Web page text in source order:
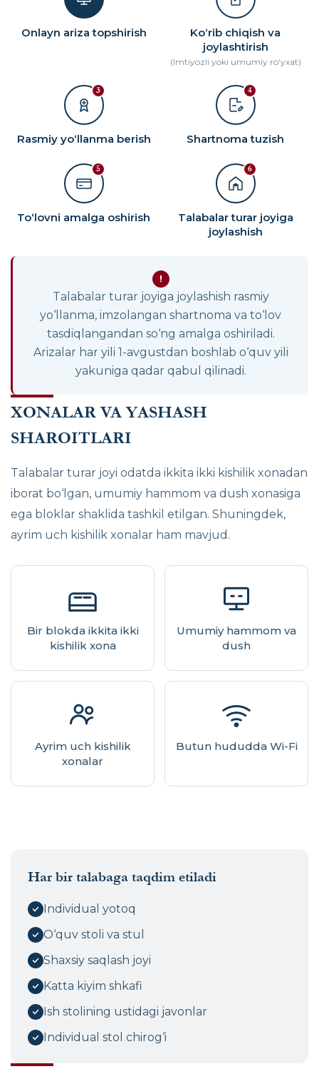
Onlayn ariza topshirish
Ko‘rib chiqish va
joylashtirish
(Imtiyozli yoki umumiy ro‘yxat)
3
Rasmiy yo‘llanma berish
4
Shartnoma tuzish
5
To‘lovni amalga oshirish
6
Talabalar turar joyiga
joylashish
!
Talabalar turar joyiga joylashish rasmiy
yo‘llanma, imzolangan shartnoma va to‘lov
tasdiqlangandan so‘ng amalga oshiriladi.
Arizalar har yili 1-avgustdan boshlab o‘quv yili
yakuniga qadar qabul qilinadi.
XONALAR VA YASHASH
SHAROITLARI
Talabalar turar joyi odatda ikkita ikki kishilik xonadan
iborat bo‘lgan, umumiy hammom va dush xonasiga
ega bloklar shaklida tashkil etilgan. Shuningdek,
ayrim uch kishilik xonalar ham mavjud.
Bir blokda ikkita ikki
kishilik xona
Umumiy hammom va
dush
Ayrim uch kishilik
xonalar
Butun hududda Wi-Fi
Har bir talabaga taqdim etiladi
Individual yotoq
O‘quv stoli va stul
Shaxsiy saqlash joyi
Katta kiyim shkafi
Ish stolining ustidagi javonlar
Individual stol chirog‘i